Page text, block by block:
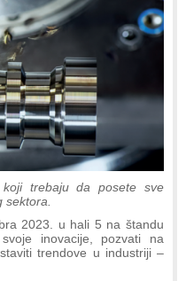
trebaju da posete sve
2023. u hali 5 na štandu
inovacije, pozvati na
trendove u industriji –